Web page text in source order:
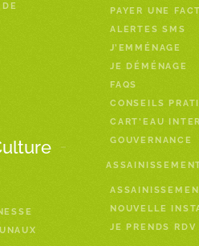
PAYER UNE
ALERTES SMS
J’EMMÉNAGE
JE DÉMÉNAGE
FAQS
CONSEILS
CART’EAU
GOUVERNANCE
NOUVELLE
JE PRENDS RDV